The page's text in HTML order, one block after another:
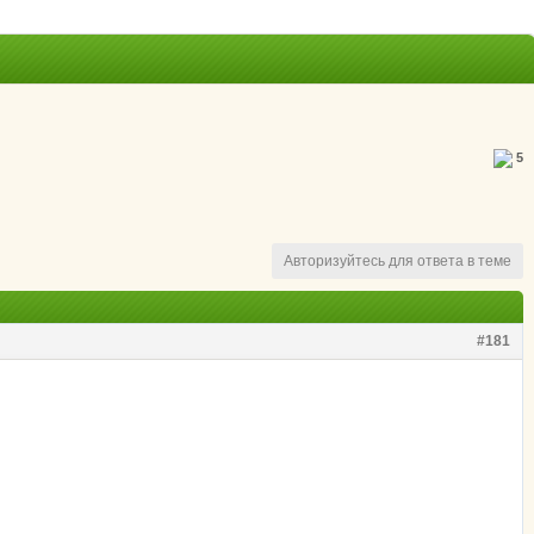
5
Авторизуйтесь для ответа в теме
#181